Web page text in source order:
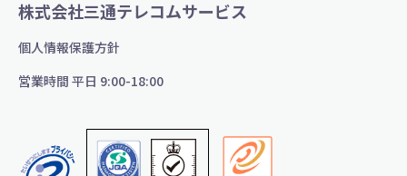
株式会社三通テレコムサービス
個人情報保護方針
営業時間 平日 9:00-18:00